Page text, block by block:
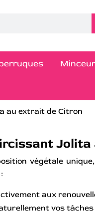
Minceur
au extrait de Citron
végétale
aux
vos tâches